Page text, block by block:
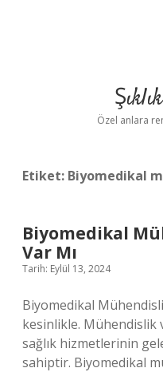
Özel anlara
Etiket: Biyomedikal
Biyomedikal
Var Mı
Tarih: Eylül 13, 2024
Biyomedikal
kesinlikle. Mühendislik
sağlık hizmetlerinin
sahiptir. Biyomedikal